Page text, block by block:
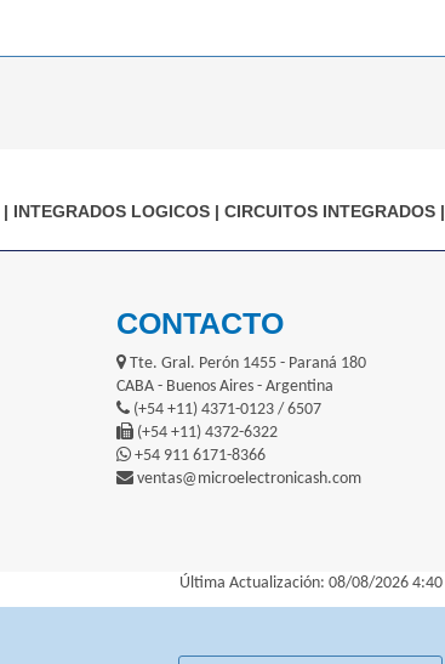
| INTEGRADOS LOGICOS | CIRCUITOS INTEGRADOS |
CONTACTO
Tte. Gral. Perón 1455 - Paraná 180
CABA - Buenos Aires - Argentina
(+54 +11) 4371-0123 / 6507
(+54 +11) 4372-6322
+54 911 6171-8366
ventas@microelectronicash.com
Última Actualización: 08/08/2026 4:40